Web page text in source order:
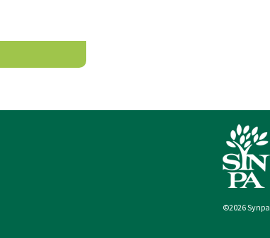
©2026 Synpa